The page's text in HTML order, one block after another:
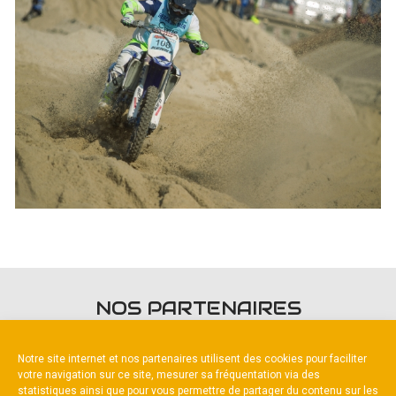
Notre site internet et nos partenaires utilisent des cookies pour faciliter
votre navigation sur ce site, mesurer sa fréquentation via des
statistiques ainsi que pour vous permettre de partager du contenu sur les
NOS PARTENAIRES